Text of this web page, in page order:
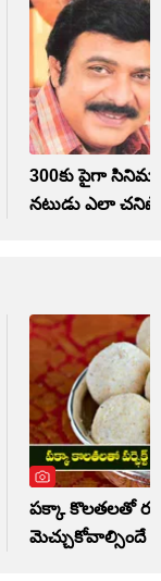
300కు పైగా
నటుడు ఎలా
పక్కా కొలతలతో రవ్వ
మెచ్చుకోవాల్సిందే